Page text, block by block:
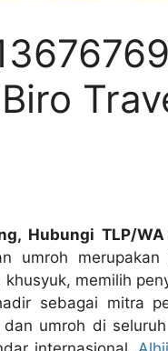
Hubungi TLP/
umroh
memilih
sebagai mitra
umroh di